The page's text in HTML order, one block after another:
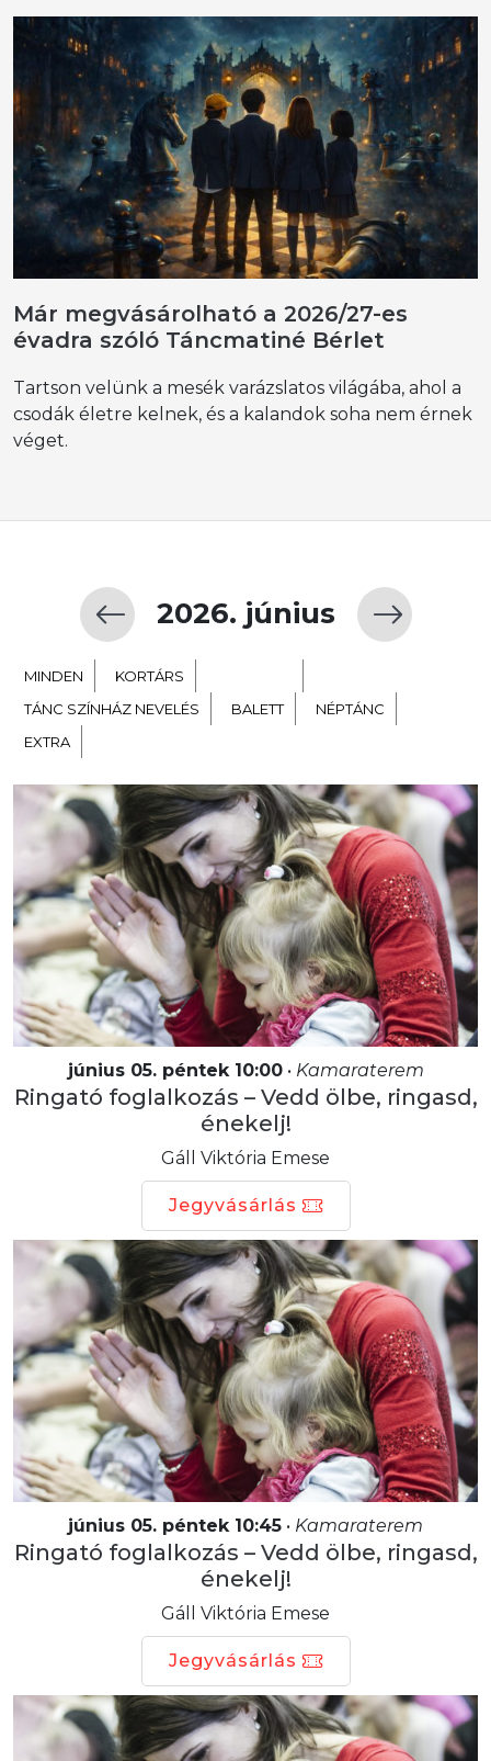
Már megvásárolható a 2026/27-es
évadra szóló Táncmatiné Bérlet
Tartson velünk a mesék varázslatos világába, ahol a
csodák életre kelnek, és a kalandok soha nem érnek
véget.
2026. június
MINDEN KORTÁRS
TÁNC SZÍNHÁZ NEVELÉS
BALETT
NÉPTÁNC
EXTRA
június 05. péntek 10:00• Kamaraterem
Ringató foglalkozás – Vedd ölbe, ringasd,
énekelj!
Gáll Viktória Emese
Jegyvásárlás
június 05. péntek 10:45 • Kamaraterem
Ringató foglalkozás – Vedd ölbe, ringasd,
énekelj!
Gáll Viktória Emese
Jegyvásárlás